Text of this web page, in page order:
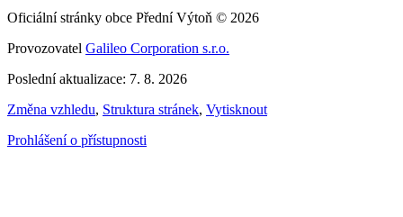
Oficiální stránky obce Přední Výtoň © 2026
Provozovatel Galileo Corporation s.r.o.
Poslední aktualizace: 7. 8. 2026
Změna vzhledu, Struktura stránek, Vytisknout
Prohlášení o přístupnosti